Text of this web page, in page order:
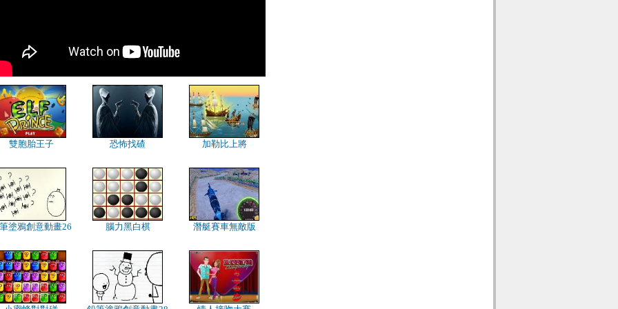
雙胞胎王子 恐怖找碴 加勒比上將
塗鴉創意動畫26 腦力黑白棋 潛艇賽車無敵版